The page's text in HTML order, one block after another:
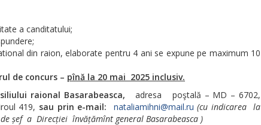
a canditatului;
din raion, elaborate pentru 4 ani se expune pe maximum 10
de concurs – pînă la 20 mai 2025 inclusiv.
raional Basarabeasca,adresa poştală – MD – 6702,
419, sau prin e-mail: nataliamihni@mail.ru (cu indicarea la
șef a Direcției învățămînt general Basarabeasca )